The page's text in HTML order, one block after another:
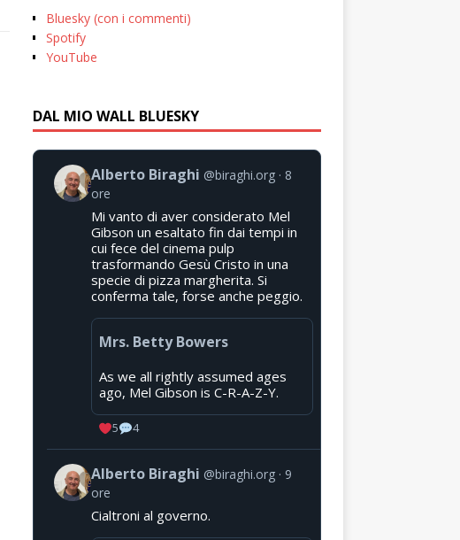
Bluesky (con i commenti)
Spotify
YouTube
DAL MIO WALL BLUESKY
Alberto Biraghi @biraghi.org
8
ore
Mi vanto di aver considerato Mel
Gibson un esaltato fin dai tempi in
cui fece del cinema pulp
trasformando Gesù Cristo in una
specie di pizza margherita. Si
conferma tale, forse anche peggio.
Mrs. Betty Bowers
As we all rightly assumed ages
ago, Mel Gibson is C-R-A-Z-Y.
5 4
Alberto Biraghi @biraghi.org
9
ore
Cialtroni al governo.